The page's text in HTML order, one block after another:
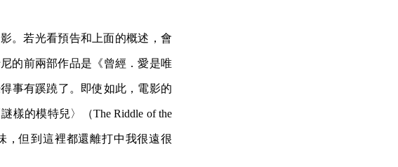
。若光看預告和上面的概述，會
的前兩部作品是《曾經．愛是唯
事有蹊蹺了。即使如此，電影的
樣的模特兒〉（The Riddle of the
，但到這裡都還離打中我很遠很